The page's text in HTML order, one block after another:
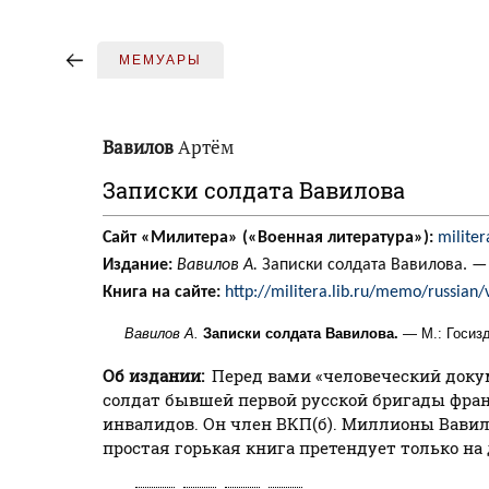
МЕМУАРЫ
ВавиловАртём
Записки солдата Вавилова
Сайт «Милитера» («Военная литература»):
Издание: Вавилов А. Записки солдата Вавилова.
Книга на сайте: http://militera.lib.ru/memo/russian/
Вавилов А. Записки солдата Вавилова. — М.:
Об издании: Перед вами «человеческий
солдат бывшей первой русской бригады
инвалидов. Он член ВКП(б). Миллионы
простая горькая книга претендует только